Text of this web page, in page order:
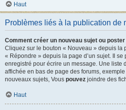
Haut
Problèmes liés à la publication de
Comment créer un nouveau sujet ou
Cliquez sur le bouton « Nouveau » depuis la
« Répondre » depuis la page d’un sujet. Il se
enregistré pour écrire un message. Une liste
affichée en bas de page des forums, exemple
nouveaux sujets, Vous pouvez joindre des
Haut